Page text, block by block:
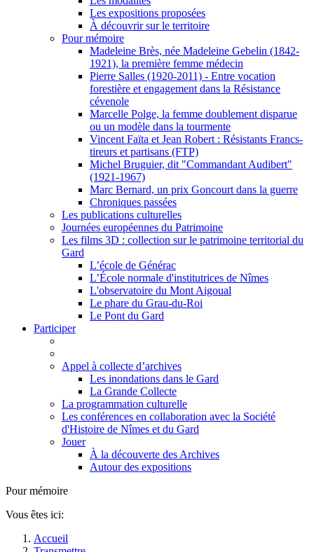
Les expositions proposées
À découvrir sur le territoire
Pour mémoire
Madeleine Brès, née Madeleine Gebelin (1842-
1921), la première femme médecin
Pierre Salles (1920-2011) - Entre vocation
forestière et engagement dans la Résistance
cévenole
Marcelle Polge, la femme doublement disparue
ou un modèle dans la tourmente
Vincent Faïta et Jean Robert : Résistants Francs-
tireurs et partisans (FTP)
Michel Bruguier, dit "Commandant Audibert"
(1921-1967)
Marc Bernard, un prix Goncourt dans la guerre
Chroniques passées
Les publications culturelles
Journées européennes du Patrimoine
Les films 3D : collection sur le patrimoine territorial du
Gard
L’école de Générac
L’École normale d'institutrices de Nîmes
L'observatoire du Mont Aigoual
Le phare du Grau-du-Roi
Le Pont du Gard
Participer
Appel à collecte d’archives
Les inondations dans le Gard
La Grande Collecte
La programmation culturelle
Les conférences en collaboration avec la Société
d'Histoire de Nîmes et du Gard
Jouer
À la découverte des Archives
Autour des expositions
Pour mémoire
Vous êtes ici:
Accueil